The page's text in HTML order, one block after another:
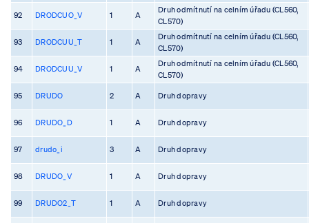
92 DRODCUO_V 1 A
Druh odmítnutí na celním úřadu (CL560,
CL570)
93 DRODCUU_T 1 A
Druh odmítnutí na celním úřadu (CL560,
CL570)
94 DRODCUU_V 1 A
Druh odmítnutí na celním úřadu (CL560,
CL570)
95 DRUDO 2 A Druh dopravy
96 DRUDO_D 1 A Druh dopravy
97 drudo_i 3 A Druh dopravy
98 DRUDO_V 1 A Druh dopravy
99 DRUDO2_T 1 A Druh dopravy